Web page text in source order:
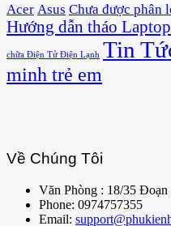
Acer Asus Chưa được phân
Hướng dẫn tháo Laptop
chữa Điện Tử Điện Lạnh Tin
minh trẻ em
Về Chúng Tôi
Văn Phòng : 18/35
Phone: 0974757355
Email: